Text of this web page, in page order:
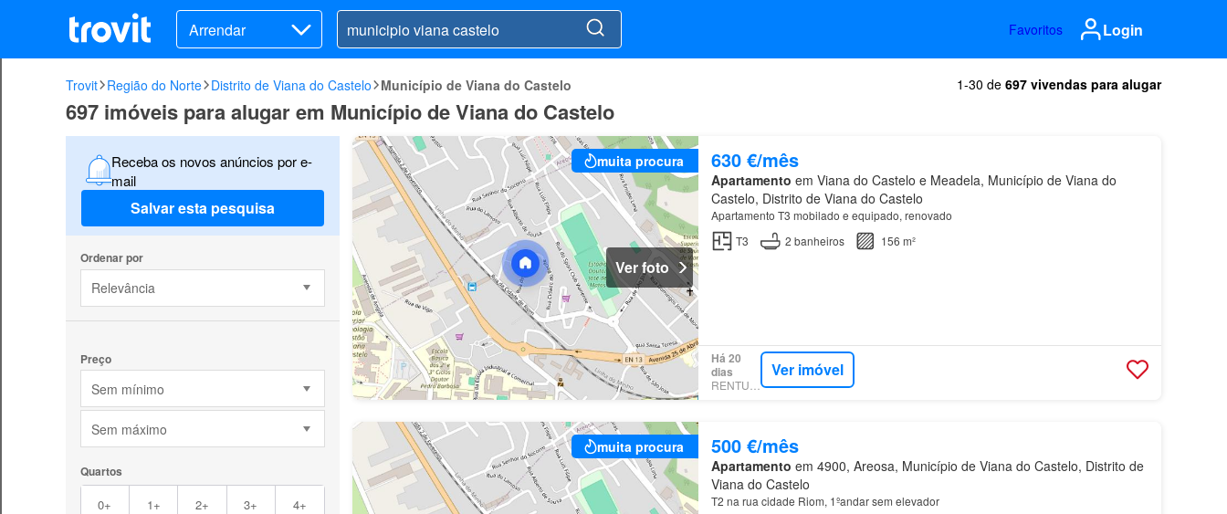
Arrendar Favoritos Login
Trovit Região do Norte Distrito de Viana do Castelo Município de Viana do Castelo 1-30 de 697 vivendas para alugar
697 imóveis para alugar em Município de Viana do Castelo
Receba os novos anúncios por e-
mail
Salvar esta pesquisa
Ordenar por
Relevância
Preço
Sem mínimo
Sem máximo
Quartos
0+ 1+ 2+ 3+ 4+
muita procura
Ver foto
630 €/mês
Apartamento em Viana do Castelo e Meadela, Município de Viana do
Castelo, Distrito de Viana do Castelo
Apartamento T3 mobilado e equipado, renovado
T3
2 banheiros 156 m²
Há 20
dias
RENTUMO
Ver imóvel
muita procura 500 €/mês
Apartamento em 4900, Areosa, Município de Viana do Castelo, Distrito de
Viana do Castelo
T2 na rua cidade Riom, 1ºandar sem elevador